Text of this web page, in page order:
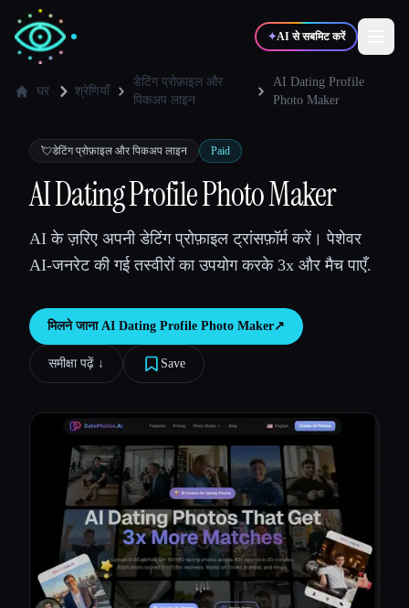
✦AI से सबमिट करें
💻 डेवलपर्स 📈 मार्केटर्स
🎓विद्यार्थी 🎬क्रिएटर्स
ब्लॉग
सभी श्रेणियाँ
हमारे बारे में
घर श्रेणियाँ
डेटिंग प्रोफ़ाइल और
पिकअप लाइन
AI Dating Profile
Photo Maker
💘डेटिंग प्रोफ़ाइल और पिकअप लाइन Paid
AI Dating Profile Photo Maker
AI के ज़रिए अपनी डेटिंग प्रोफ़ाइल ट्रांसफ़ॉर्म करें। पेशेवर
AI-जनरेट की गई तस्वीरों का उपयोग करके 3x और मैच पाएँ.
मिलने जाना AI Dating Profile Photo Maker↗︎
समीक्षा पढ़ें ↓︎ Save